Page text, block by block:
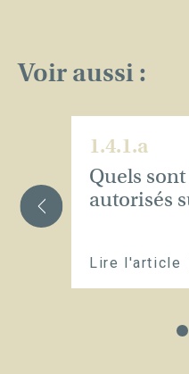
Voir aussi :
1.4.1.a
Quels
autorisés
Lire l'article